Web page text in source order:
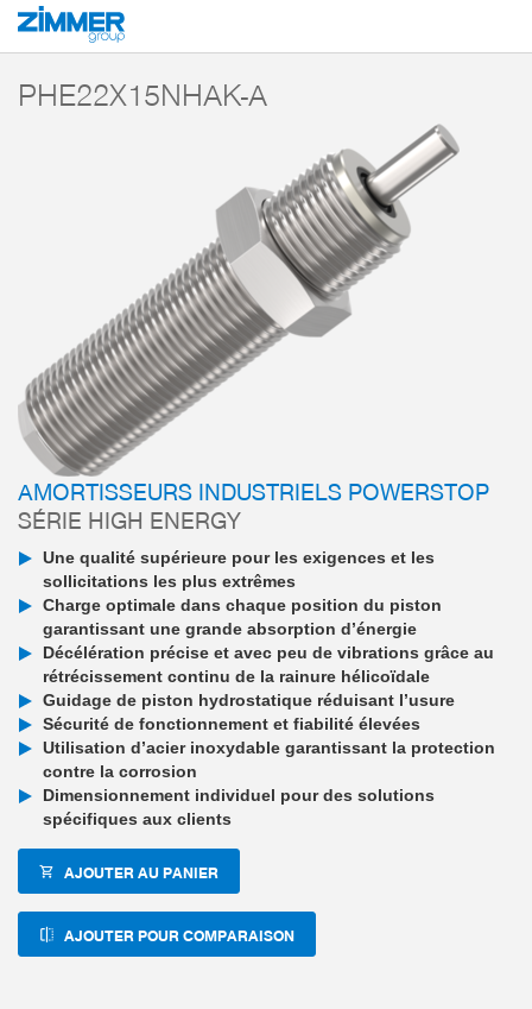
Démarrage Produits
PHE22X15NHAK-A
AMORTISSEURS INDUSTRIELS POWERSTOP
SÉRIE HIGH ENERGY
Une qualité supérieure pour les exigences et les
sollicitations les plus extrêmes
Charge optimale dans chaque position du piston
garantissant une grande absorption d’énergie
Décélération précise et avec peu de vibrations grâce au
rétrécissement continu de la rainure hélicoïdale
Guidage de piston hydrostatique réduisant l’usure
Sécurité de fonctionnement et fiabilité élevées
Utilisation d’acier inoxydable garantissant la protection
contre la corrosion
Dimensionnement individuel pour des solutions
spécifiques aux clients
AJOUTER AU PANIER
AJOUTER POUR COMPARAISON